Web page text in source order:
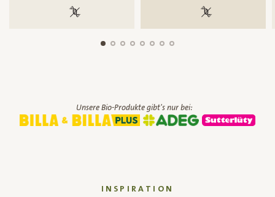
100 % gentechnikfrei 100 %
Unsere Bio-Produkte gibt's nur bei:
INSPIRATION